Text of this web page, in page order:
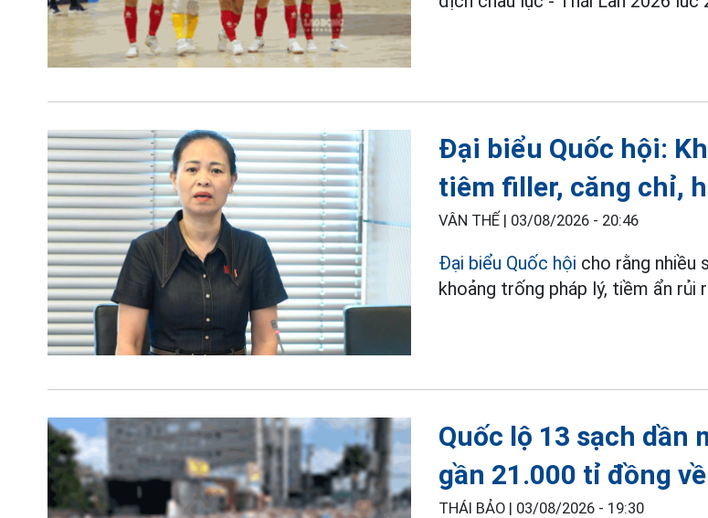
Đại biểu Quốc hội:
tiêm filler, căng chỉ,
VÂN THẾ | 03/08/2026 - 20:46
Đại biểu Quốc hội cho rằng nhiều
khoảng trống pháp lý, tiềm ẩn rủi
Quốc lộ 13 sạch dần
gần 21.000 tỉ đồng
THÁI BẢO | 03/08/2026 - 19:30